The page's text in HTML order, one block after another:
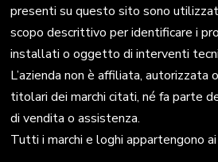
presenti su questo sito sono
scopo descrittivo per identificare i
installati o oggetto di interventi
L’azienda non è affiliata, autorizzata
titolari dei marchi citati, né fa parte
di vendita o assistenza.
Tutti i marchi e loghi appartengono